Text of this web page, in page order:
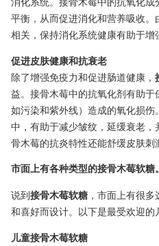
平衡，从而促进消化和营养吸收
相关，保持消化系统健康有助于增
促进皮肤健康和抗衰老
除了增强免疫力和促进肠道健康，
益。接骨木莓中的抗氧化剂有助
如污染和紫外线）造成的氧化损伤
中，有助于减少皱纹，延缓衰老
骨木莓的抗炎特性还能舒缓皮肤刺
市面上有各种类型的接骨木莓软糖。
说到接骨木莓软糖 ，市面上有很
和喜好而设计。以下是最受欢迎的
儿童接骨木莓软糖